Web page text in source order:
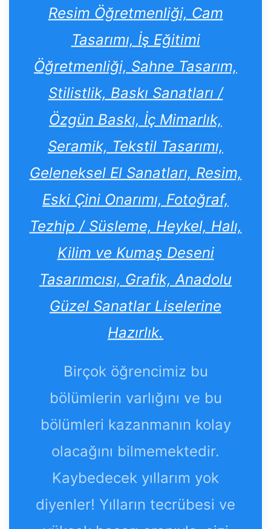
Resim Öğretmenliği, Cam
Tasarımı, İş Eğitimi
Öğretmenliği, Sahne Tasarım,
Stilistlik, Baskı Sanatları /
Özgün Baskı, İç Mimarlık,
Seramik, Tekstil Tasarımı,
Geleneksel El Sanatları, Resim,
Eski Çini Onarımı, Fotoğraf,
Tezhip / Süsleme, Heykel, Halı,
Kilim ve Kumaş Deseni
Tasarımcısı, Grafik, Anadolu
Güzel Sanatlar Liselerine
Hazırlık.
Birçok öğrencimiz bu
bölümlerin varlığını ve bu
bölümleri kazanmanın kolay
olacağını bilmemektedir.
Kaybedecek yıllarım yok
diyenler! Yılların tecrübesi ve